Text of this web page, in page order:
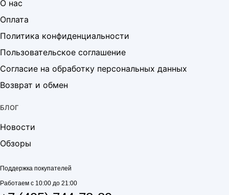
О нас
Оплата
Политика конфиденциальности
Пользовательское соглашение
Согласие на обработку персональных данных
Возврат и обмен
БЛОГ
Новости
Обзоры
Поддержка покупателей
Работаем с 10:00 до 21:00